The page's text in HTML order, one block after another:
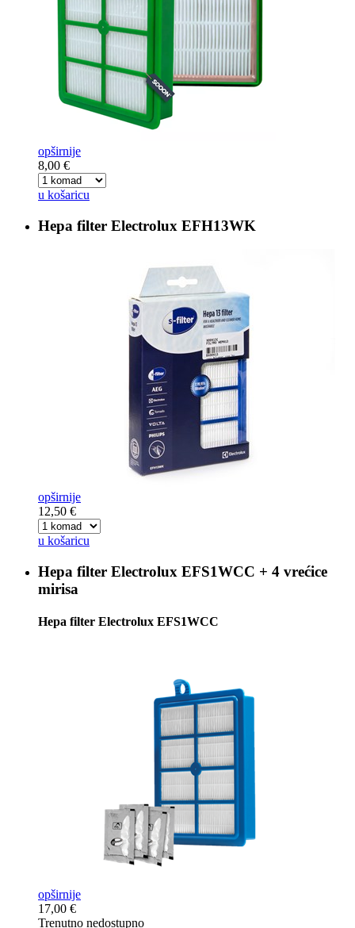
opširnije
8,00 €
u košaricu
Hepa filter Electrolux EFH13WK
opširnije
12,50 €
u košaricu
Hepa filter Electrolux EFS1WCC + 4 vrećice
mirisa
Hepa filter Electrolux EFS1WCC
opširnije
17,00 €
Trenutno nedostupno